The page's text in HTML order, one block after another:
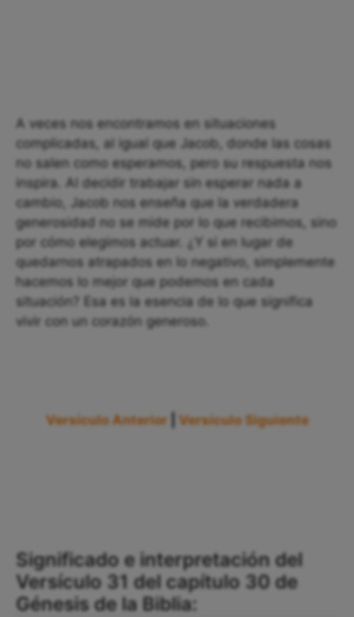
A veces nos encontramos en situaciones
complicadas, al igual que Jacob, donde las cosas
no salen como esperamos, pero su respuesta nos
inspira. Al decidir trabajar sin esperar nada a
cambio, Jacob nos enseña que la verdadera
generosidad no se mide por lo que recibimos, sino
por cómo elegimos actuar. ¿Y si en lugar de
quedarnos atrapados en lo negativo, simplemente
hacemos lo mejor que podemos en cada
situación? Esa es la esencia de lo que significa
vivir con un corazón generoso.
Versículo Anterior Versículo Siguiente
Significado e interpretación del
Versículo 31 del capítulo 30 de
Génesis de la Biblia: